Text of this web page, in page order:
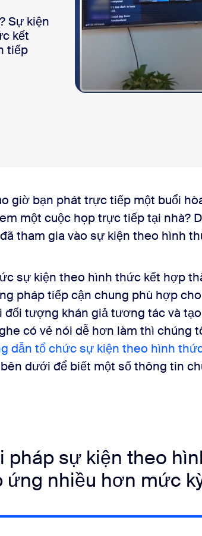
Sự kiện
kết
tiếp
nhiều hơn mức kỳ vọng của khán giả
kết hợp
giờ bạn phát trực tiếp một buổi
một cuộc họp trực tiếp tại nhà?
tham gia vào sự kiện theo hình
sự kiện theo hình thức kết hợp
pháp tiếp cận chung phù hợp
đối tượng khán giả tương tác và
có vẻ nói dễ hơn làm thì chúng
dẫn tổ chức sự kiện theo hình
dưới để biết một số thông tin
pháp sự kiện theo
ứng nhiều hơn mức